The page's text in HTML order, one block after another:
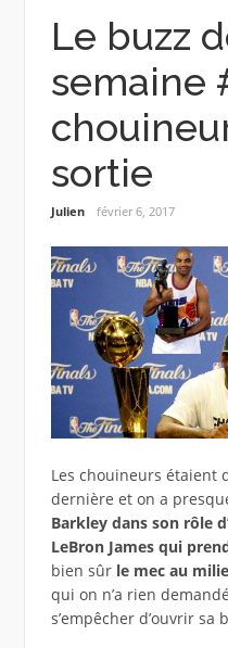
Le buzz
semaine
sortie
Julien février 6, 2017
Les chouineurs étaient
dernière et on a
Barkley dans son rôle
LeBron James qui
bien sûr le mec au
qui on n’a rien
s’empêcher d’ouvrir sa